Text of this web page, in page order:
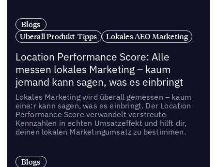
Blogs
Uberall Produkt-Tipps
Lokales AEO Marketing
Location Performance Score: Alle
messen lokales Marketing – kaum
jemand kann sagen, was es einbringt
Lokales Marketing wird überall gemessen – kaum
eine:r kann sagen, was es einbringt. Der Location
Performance Score verwandelt verstreute
Kennzahlen in echten Umsatzeffekt und hilft dir,
deinen lokalen Marketingumsatz zu bestimmen.
Blogs